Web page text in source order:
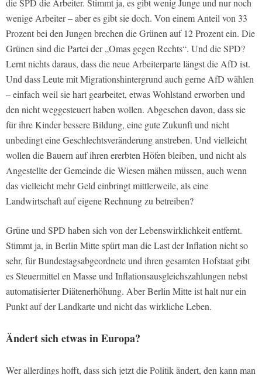
die SPD die Arbeiter. Stimmt ja, es gibt wenig Junge und nur noch
wenige Arbeiter – aber es gibt sie doch. Von einem Anteil von 33
Prozent bei den Jungen brechen die Grünen auf 12 Prozent ein. Die
Grünen sind die Partei der „Omas gegen Rechts“. Und die SPD?
Lernt nichts daraus, dass die neue Arbeiterparte längst die AfD ist.
Und dass Leute mit Migrationshintergrund auch gerne AfD wählen
– einfach weil sie hart gearbeitet, etwas Wohlstand erworben und
den nicht weggesteuert haben wollen. Abgesehen davon, dass sie
für ihre Kinder bessere Bildung, eine gute Zukunft und nicht
unbedingt eine Geschlechtsveränderung anstreben. Und vielleicht
wollen die Bauern auf ihren ererbten Höfen bleiben, und nicht als
Angestellte der Gemeinde die Wiesen mähen müssen, auch wenn
das vielleicht mehr Geld einbringt mittlerweile, als eine
Landwirtschaft auf eigene Rechnung zu betreiben?
Grüne und SPD haben sich von der Lebenswirklichkeit entfernt.
Stimmt ja, in Berlin Mitte spürt man die Last der Inflation nicht so
sehr, für Bundestagsabgeordnete und ihren gesamten Hofstaat gibt
es Steuermittel en Masse und Inflationsausgleichszahlungen nebst
automatisierter Diätenerhöhung. Aber Berlin Mitte ist halt nur ein
Punkt auf der Landkarte und nicht das wirkliche Leben.
Ändert sich etwas in Europa?
Wer allerdings hofft, dass sich jetzt die Politik ändert, den kann man